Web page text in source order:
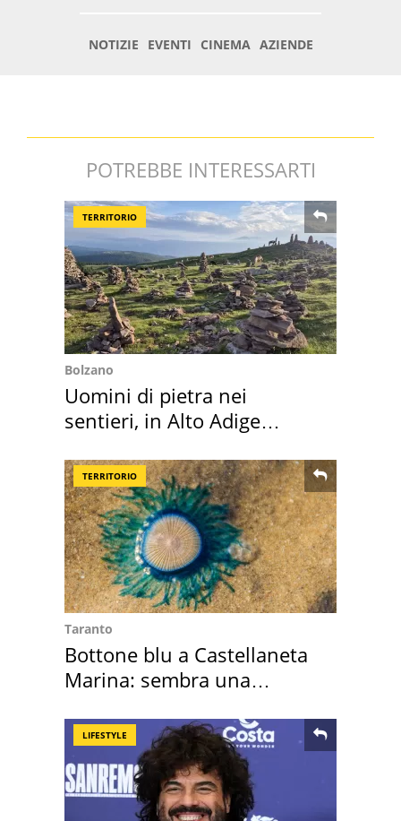
POTREBBE INTERESSARTI
TERRITORIO
Bolzano
Uomini di pietra nei
sentieri, in Alto Adige
TERRITORIO
Taranto
Bottone blu a Castellaneta
Marina: sembra una
LIFESTYLE